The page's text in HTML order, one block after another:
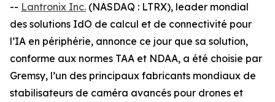
-- Lantronix Inc. (NASDAQ : LTRX), leader mondial
des solutions IdO de calcul et de connectivité pour
l’IA en périphérie, annonce ce jour que sa solution,
conforme aux normes TAA et NDAA, a été choisie par
Gremsy, l’un des principaux fabricants mondiaux de
stabilisateurs de caméra avancés pour drones et